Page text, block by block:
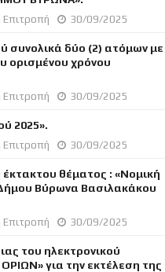
30/09/2025
συνολικά δύο (2) ατόμων με
ορισμένου χρόνου
30/09/2025
2025».
30/09/2025
θέματος : «Νομική
Βύρωνα Βασιλακάκου
30/09/2025
του ηλεκτρονικού
για την εκτέλεση της